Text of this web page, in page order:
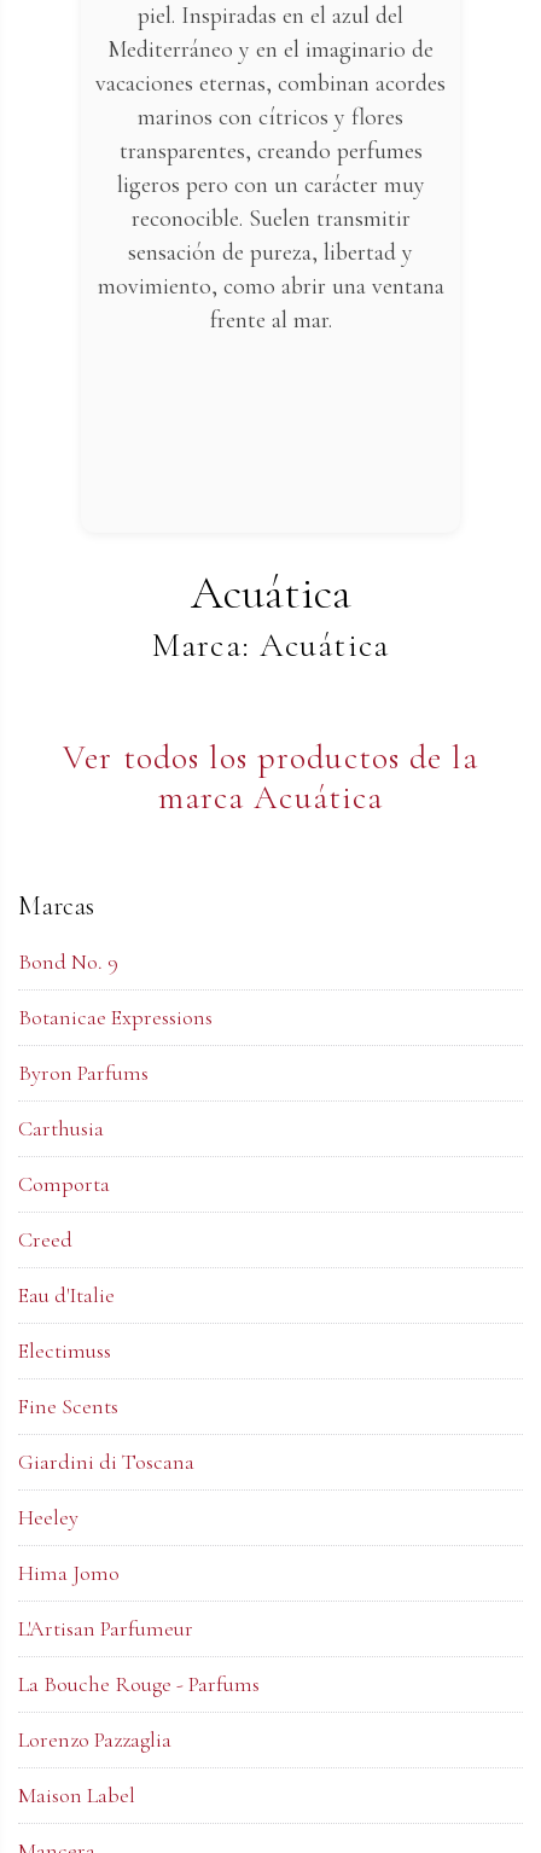
piel. Inspiradas en el azul del
Mediterráneo y en el imaginario de
vacaciones eternas, combinan acordes
marinos con cítricos y flores
transparentes, creando perfumes
ligeros pero con un carácter muy
reconocible. Suelen transmitir
sensación de pureza, libertad y
movimiento, como abrir una ventana
frente al mar.
Acuática
Marca: Acuática
Ver todos los productos de la
marca Acuática
Marcas
Bond No. 9
Botanicae Expressions
Byron Parfums
Carthusia
Comporta
Creed
Eau d'Italie
Electimuss
Fine Scents
Giardini di Toscana
Heeley
Hima Jomo
L'Artisan Parfumeur
La Bouche Rouge - Parfums
Lorenzo Pazzaglia
Maison Label